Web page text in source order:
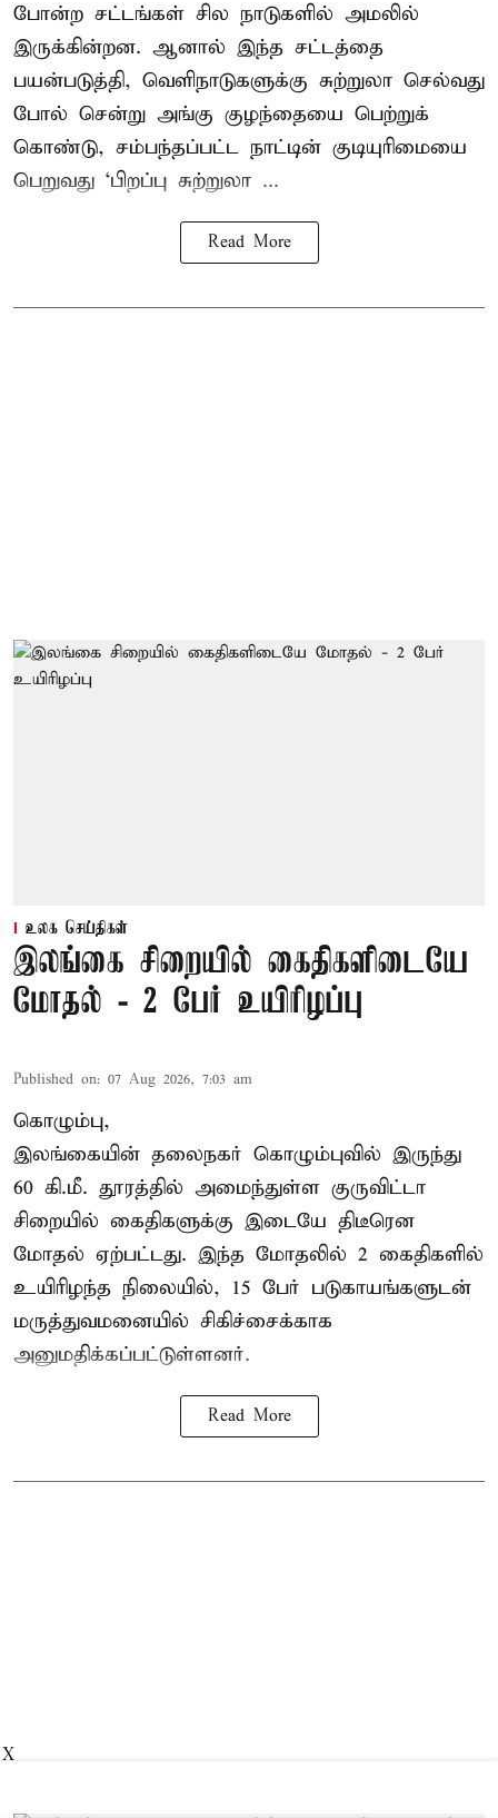
போன்ற சட்டங்கள் சில நாடுகளில் அமலில்
இருக்கின்றன. ஆனால் இந்த சட்டத்தை
பயன்படுத்தி, வெளிநாடுகளுக்கு சுற்றுலா செல்வது
போல் சென்று அங்கு குழந்தையை பெற்றுக்
கொண்டு, சம்பந்தப்பட்ட நாட்டின் குடியுரிமையை
பெறுவது ‘பிறப்பு சுற்றுலா ...
Read More
உலக செய்திகள்
இலங்கை சிறையில் கைதிகளிடையே
மோதல் - 2 பேர் உயிரிழப்பு
Published on: 07 Aug 2026, 7:03 am
கொழும்பு,
இலங்கையின் தலைநகர் கொழும்புவில் இருந்து
60 கி.மீ. தூரத்தில் அமைந்துள்ள குருவிட்டா
சிறையில் கைதிகளுக்கு இடையே திடீரென
மோதல் ஏற்பட்டது. இந்த மோதலில் 2 கைதிகளில்
உயிரிழந்த நிலையில், 15 பேர் படுகாயங்களுடன்
மருத்துவமனையில் சிகிச்சைக்காக
அனுமதிக்கப்பட்டுள்ளனர்.
Read More
X